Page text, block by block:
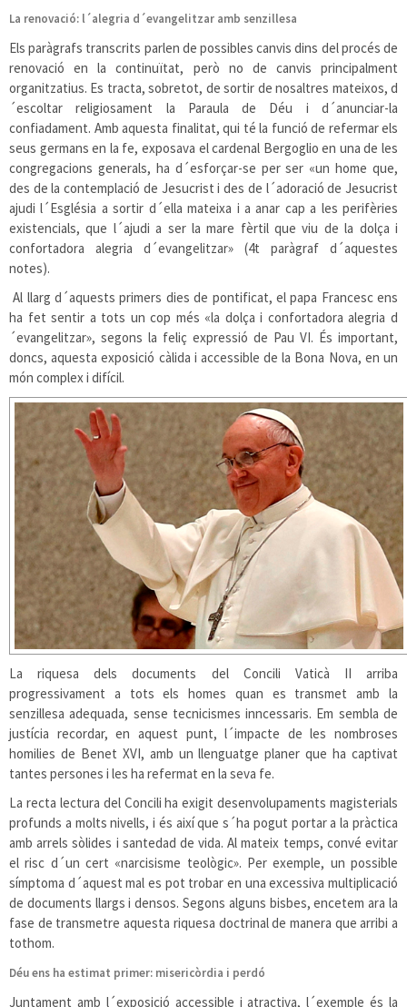
La renovació: l´alegria d´evangelitzar amb senzillesa
Els paràgrafs transcrits parlen de possibles canvis dins del procés de
renovació en la continuïtat, però no de canvis principalment
organitzatius. Es tracta, sobretot, de sortir de nosaltres mateixos, d
´escoltar religiosament la Paraula de Déu i d´anunciar-la
confiadament. Amb aquesta finalitat, qui té la funció de refermar els
seus germans en la fe, exposava el cardenal Bergoglio en una de les
congregacions generals, ha d´esforçar-se per ser «un home que,
des de la contemplació de Jesucrist i des de l´adoració de Jesucrist
ajudi l´Església a sortir d´ella mateixa i a anar cap a les perifèries
existencials, que l´ajudi a ser la mare fèrtil que viu de la dolça i
confortadora alegria d´evangelitzar» (4t paràgraf d´aquestes
notes).
Al llarg d´aquests primers dies de pontificat, el papa Francesc ens
ha fet sentir a tots un cop més «la dolça i confortadora alegria d
´evangelitzar», segons la feliç expressió de Pau VI. És important,
doncs, aquesta exposició càlida i accessible de la Bona Nova, en un
món complex i difícil.
La riquesa dels documents del Concili Vaticà II arriba
progressivament a tots els homes quan es transmet amb la
senzillesa adequada, sense tecnicismes inncessaris. Em sembla de
justícia recordar, en aquest punt, l´impacte de les nombroses
homilies de Benet XVI, amb un llenguatge planer que ha captivat
tantes persones i les ha refermat en la seva fe.
La recta lectura del Concili ha exigit desenvolupaments magisterials
profunds a molts nivells, i és així que s´ha pogut portar a la pràctica
amb arrels sòlides i santedad de vida. Al mateix temps, convé evitar
el risc d´un cert «narcisisme teològic». Per exemple, un possible
símptoma d´aquest mal es pot trobar en una excessiva multiplicació
de documents llargs i densos. Segons alguns bisbes, encetem ara la
fase de transmetre aquesta riquesa doctrinal de manera que arribi a
tothom.
Déu ens ha estimat primer: misericòrdia i perdó
Juntament amb l´exposició accessible i atractiva, l´exemple és la